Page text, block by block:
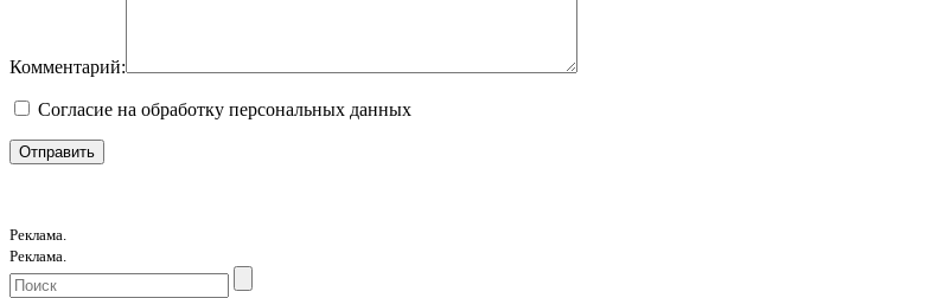
Комментарий:
Согласие на обработку персональных данных
Реклама.
Реклама.